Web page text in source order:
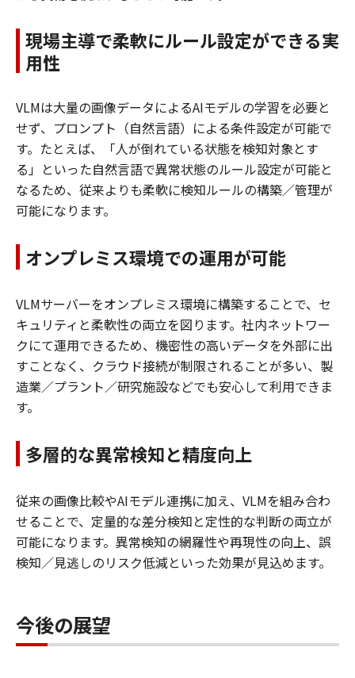
現場主導で柔軟にルール設定ができる実
用性
VLMは大量の画像データによるAIモデルの学習を必要と
せず、プロンプト（自然言語）による条件設定が可能で
す。たとえば、「人が倒れている状態を検知対象とす
る」といった自然言語で異常状態のルール設定が可能と
なるため、従来よりも柔軟に検知ルールの構築／管理が
可能になります。
オンプレミス環境での運用が可能
VLMサーバーをオンプレミス環境に構築することで、セ
キュリティと柔軟性の両立を図ります。社内ネットワー
クにて運用できるため、機密性の高いデータを外部に出
すことなく、クラウド接続が制限されることが多い、製
造業／プラント／研究施設などでも安心して利用できま
す。
多層的な異常検知と精度向上
従来の画像比較やAIモデル連携に加え、VLMを組み合わ
せることで、定量的な差分検知と定性的な判断の両立が
可能になります。異常検知の網羅性や再現性の向上、誤
検知／見逃しのリスク低減といった効果が見込めます。
今後の展望